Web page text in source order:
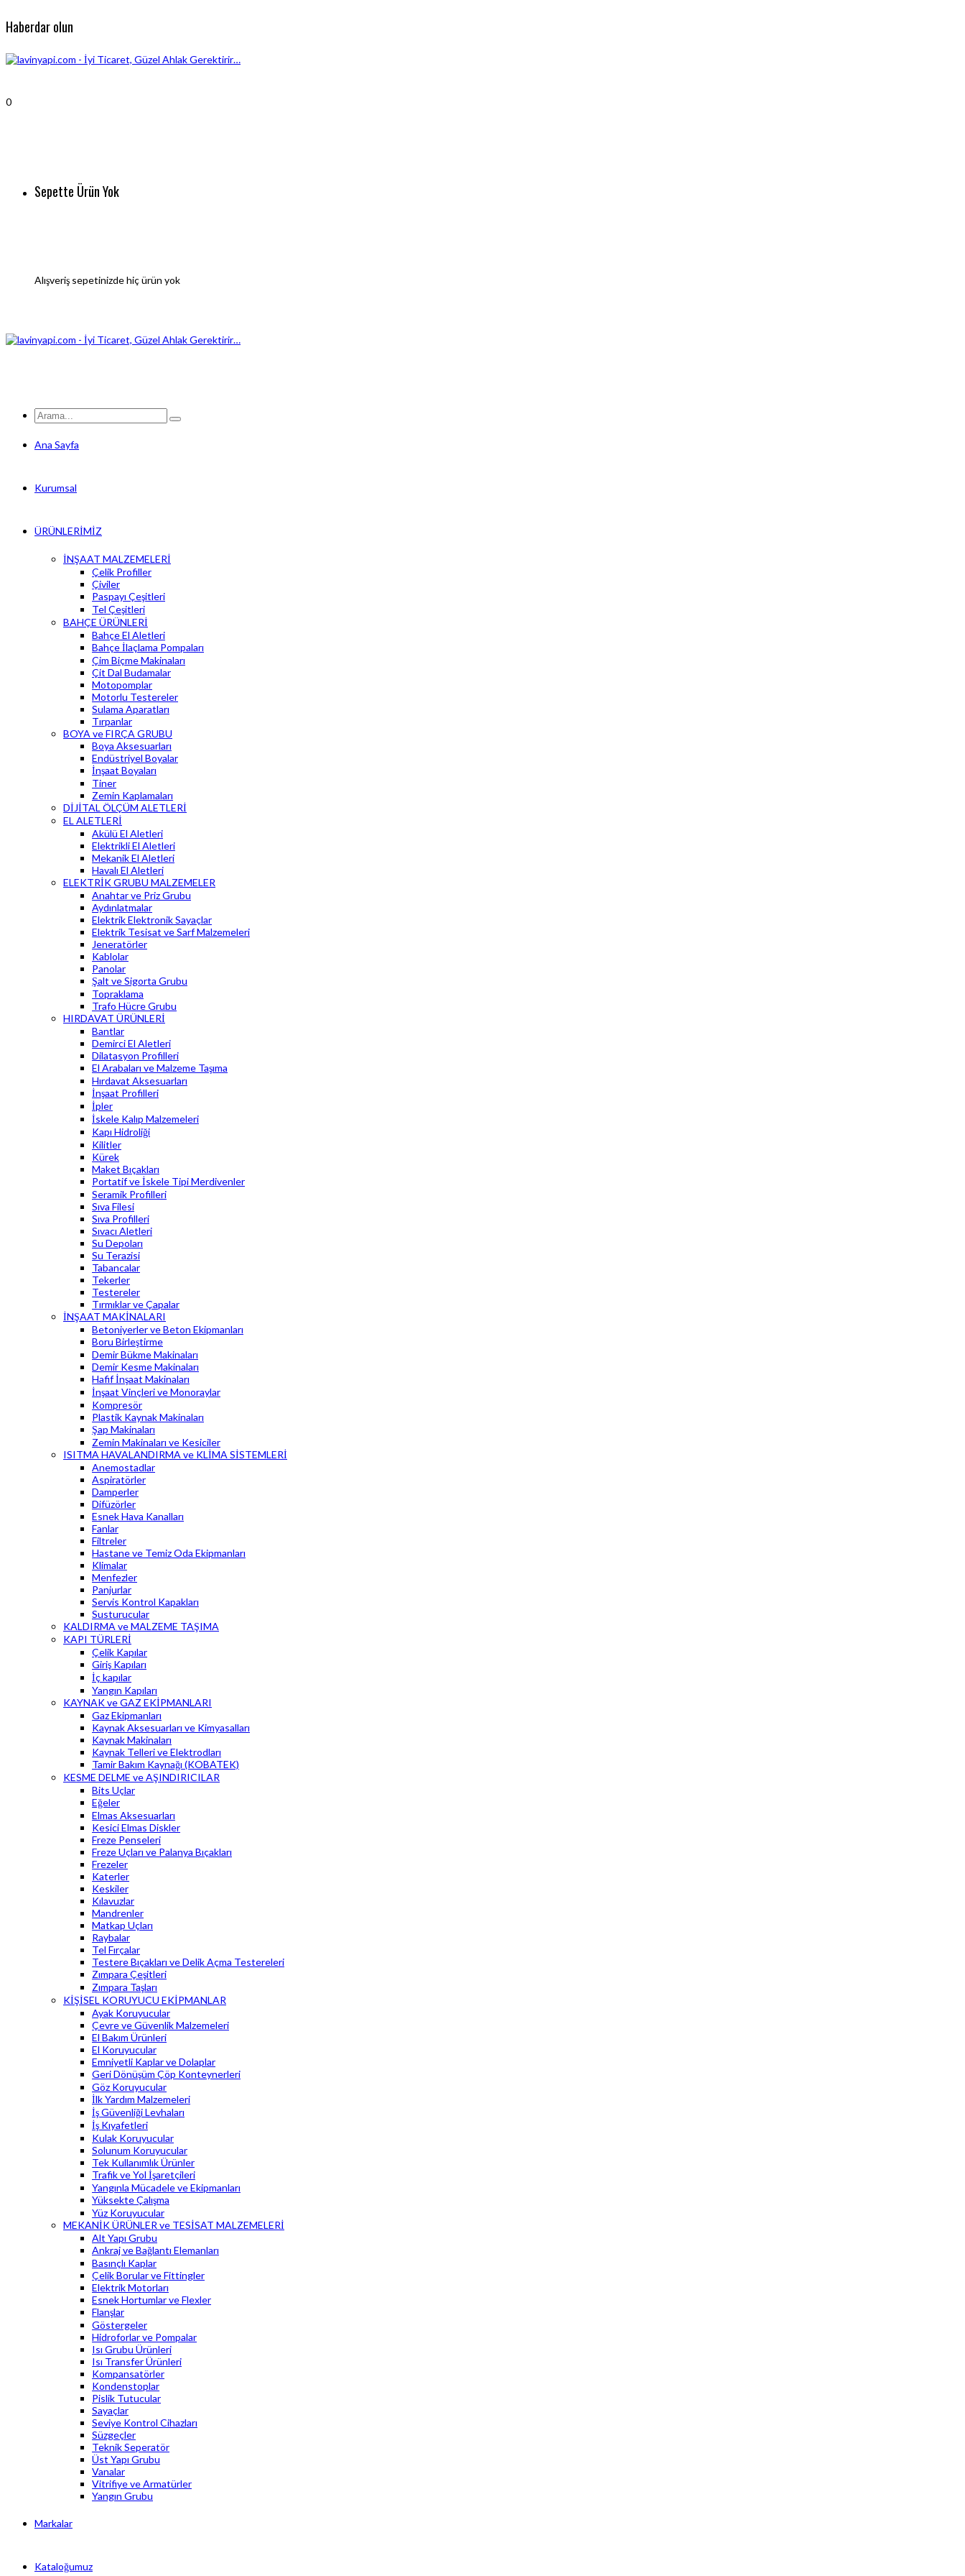
Haberdar olun
0
Sepette Ürün Yok
Alışveriş sepetinizde hiç ürün yok
Ana Sayfa
Kurumsal
ÜRÜNLERİMİZ
İNŞAAT MALZEMELERİ
Çelik Profiller
Çiviler
Paspayı Çeşitleri
Tel Çeşitleri
BAHÇE ÜRÜNLERİ
Bahçe El Aletleri
Bahçe İlaçlama Pompaları
Çim Biçme Makinaları
Çit Dal Budamalar
Motopomplar
Motorlu Testereler
Sulama Aparatları
Tırpanlar
BOYA ve FIRÇA GRUBU
Boya Aksesuarları
Endüstriyel Boyalar
İnşaat Boyaları
Tiner
Zemin Kaplamaları
DİJİTAL ÖLÇÜM ALETLERİ
EL ALETLERİ
Akülü El Aletleri
Elektrikli El Aletleri
Mekanik El Aletleri
Havalı El Aletleri
ELEKTRİK GRUBU MALZEMELER
Anahtar ve Priz Grubu
Aydınlatmalar
Elektrik Elektronik Sayaçlar
Elektrik Tesisat ve Sarf Malzemeleri
Jeneratörler
Kablolar
Panolar
Şalt ve Sigorta Grubu
Topraklama
Trafo Hücre Grubu
HIRDAVAT ÜRÜNLERİ
Bantlar
Demirci El Aletleri
Dilatasyon Profilleri
El Arabaları ve Malzeme Taşıma
Hırdavat Aksesuarları
İnşaat Profilleri
İpler
İskele Kalıp Malzemeleri
Kapı Hidroliği
Kilitler
Kürek
Maket Bıçakları
Portatif ve İskele Tipi Merdivenler
Seramik Profilleri
Sıva Filesi
Sıva Profilleri
Sıvacı Aletleri
Su Depoları
Su Terazisi
Tabancalar
Tekerler
Testereler
Tırmıklar ve Çapalar
İNŞAAT MAKİNALARI
Betoniyerler ve Beton Ekipmanları
Boru Birleştirme
Demir Bükme Makinaları
Demir Kesme Makinaları
Hafif İnşaat Makinaları
İnşaat Vinçleri ve Monoraylar
Kompresör
Plastik Kaynak Makinaları
Şap Makinaları
Zemin Makinaları ve Kesiciler
ISITMA HAVALANDIRMA ve KLİMA SİSTEMLERİ
Anemostadlar
Aspiratörler
Damperler
Difüzörler
Esnek Hava Kanalları
Fanlar
Filtreler
Hastane ve Temiz Oda Ekipmanları
Klimalar
Menfezler
Panjurlar
Servis Kontrol Kapakları
Susturucular
KALDIRMA ve MALZEME TAŞIMA
KAPI TÜRLERİ
Çelik Kapılar
Giriş Kapıları
İç kapılar
Yangın Kapıları
KAYNAK ve GAZ EKİPMANLARI
Gaz Ekipmanları
Kaynak Aksesuarları ve Kimyasalları
Kaynak Makinaları
Kaynak Telleri ve Elektrodları
Tamir Bakım Kaynağı (KOBATEK)
KESME DELME ve AŞINDIRICILAR
Bits Uçlar
Eğeler
Elmas Aksesuarları
Kesici Elmas Diskler
Freze Penseleri
Freze Uçları ve Palanya Bıçakları
Frezeler
Katerler
Keskiler
Kılavuzlar
Mandrenler
Matkap Uçları
Raybalar
Tel Fırçalar
Testere Bıçakları ve Delik Açma Testereleri
Zımpara Çeşitleri
Zımpara Taşları
KİŞİSEL KORUYUCU EKİPMANLAR
Ayak Koruyucular
Çevre ve Güvenlik Malzemeleri
El Bakım Ürünleri
El Koruyucular
Emniyetli Kaplar ve Dolaplar
Geri Dönüşüm Çöp Konteynerleri
Göz Koruyucular
İlk Yardım Malzemeleri
İş Güvenliği Levhaları
İş Kıyafetleri
Kulak Koruyucular
Solunum Koruyucular
Tek Kullanımlık Ürünler
Trafik ve Yol İşaretçileri
Yangınla Mücadele ve Ekipmanları
Yüksekte Çalışma
Yüz Koruyucular
MEKANİK ÜRÜNLER ve TESİSAT MALZEMELERİ
Alt Yapı Grubu
Ankraj ve Bağlantı Elemanları
Basınçlı Kaplar
Çelik Borular ve Fittingler
Elektrik Motorları
Esnek Hortumlar ve Flexler
Flanşlar
Göstergeler
Hidroforlar ve Pompalar
Isı Grubu Ürünleri
Isı Transfer Ürünleri
Kompansatörler
Kondenstoplar
Pislik Tutucular
Sayaçlar
Seviye Kontrol Cihazları
Süzgeçler
Teknik Seperatör
Üst Yapı Grubu
Vanalar
Vitrifiye ve Armatürler
Yangın Grubu
Markalar
Kataloğumuz